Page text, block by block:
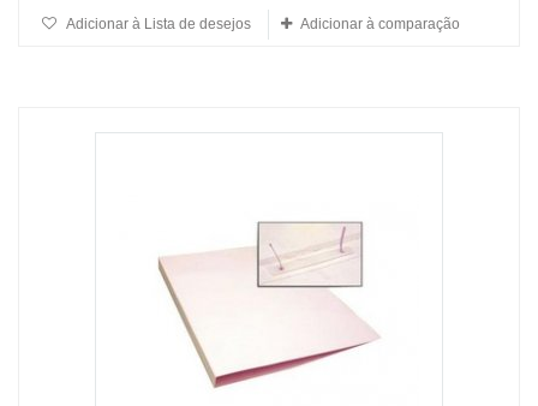
Adicionar à Lista de desejos Adicionar à comparação